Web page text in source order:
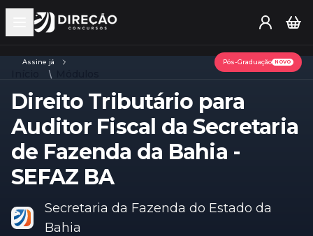
Open main menu
Assine já Pós-Graduação NOVO
Direito Tributário para
Auditor Fiscal da Secretaria
de Fazenda da Bahia -
SEFAZ BA
Secretaria da Fazenda do Estado da
Bahia